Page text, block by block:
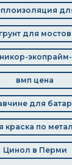
грунт для мостов
экопрайм-
вмп цена
для
краска по
Цинол в Перми